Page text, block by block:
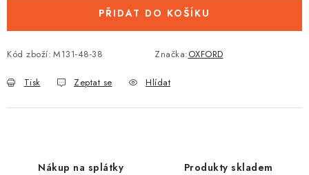
PŘIDAT DO KOŠÍKU
Kód zboží: M131-48-38 Značka:OXFORD
Tisk Zeptat se Hlídat
Nákup na splátky Produkty skladem